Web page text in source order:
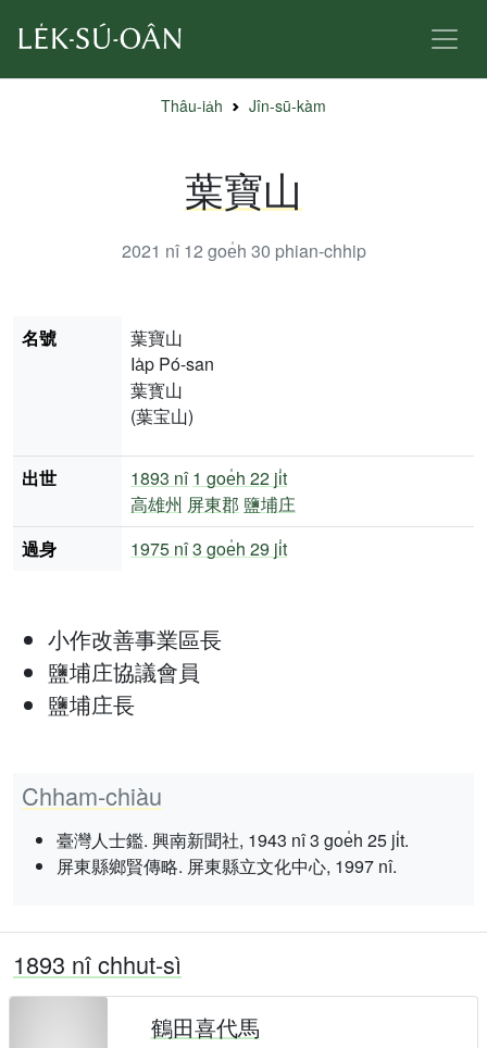
Thâu-ia̍h Jîn-sū-kàm
葉寶山
2021 nî 12 goe̍h 30 phian-chhip
小作改善事業區長
鹽埔庄協議會員
鹽埔庄長
Chham-chiàu
臺灣人士鑑. 興南新聞社, 1943 nî 3 goe̍h 25 ji̍t.
屏東縣鄉賢傳略. 屏東縣立文化中心, 1997 nî.
名號
葉寶山
Ia̍p Pó-san
葉寳山
(葉宝山)
出世 1893 nî 1 goe̍h 22 ji̍t
高雄州 屏東郡 鹽埔庄
過身
1975 nî3 goe̍h 29 ji̍t
1893 nî chhut-sì
鶴田喜代馬